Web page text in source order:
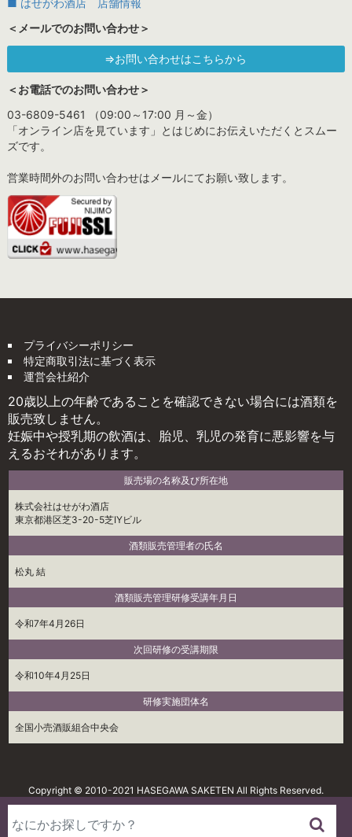
■ はせがわ酒店 店舗情報
＜メールでのお問い合わせ＞
⇒お問い合わせはこちらから
＜お電話でのお問い合わせ＞
03-6809-5461 （09:00～17:00 月～金）
「オンライン店を見ています」とはじめにお伝えいただくとスムー
ズです。
営業時間外のお問い合わせはメールにてお願い致します。
プライバシーポリシー
特定商取引法に基づく表示
運営会社紹介
20歳以上の年齢であることを確認できない場合には酒類を
販売致しません。
妊娠中や授乳期の飲酒は、胎児、乳児の発育に悪影響を与
えるおそれがあります。
販売場の名称及び所在地
株式会社はせがわ酒店
東京都港区芝3-20-5芝IYビル
酒類販売管理者の氏名
松丸 結
酒類販売管理研修受講年月日
令和7年4月26日
次回研修の受講期限
令和10年4月25日
研修実施団体名
全国小売酒販組合中央会
Copyright © 2010-2021 HASEGAWA SAKETEN All Rights Reserved.